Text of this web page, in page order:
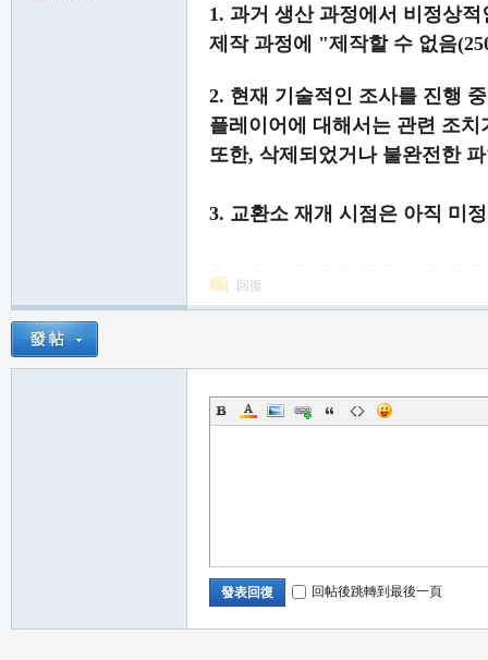
1. 과거 생산 과정에서 비정상
제작 과정에 "제작할 수 없음
2. 현재 기술적인 조사를 진행
플레이어에 대해서는 관련 조
또한, 삭제되었거나 불완전한
3. 교환소 재개 시점은 아직 미
回復
發表回復 回帖後跳轉到最後一頁